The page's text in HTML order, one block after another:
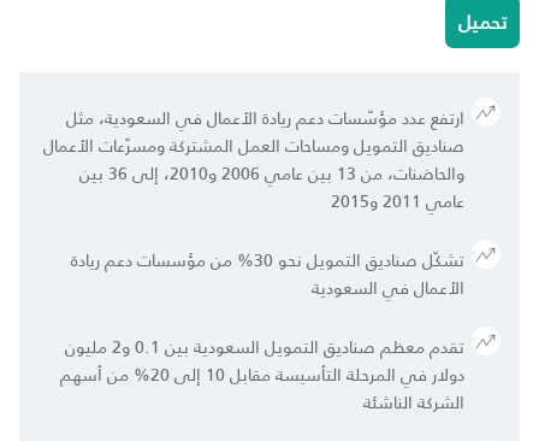
تحميل
ارتفع عدد مؤسّسات دعم ريادة الأعمال في السعودية، مثل
صناديق التمويل ومساحات العمل المشتركة ومسرّعات الأعمال
والحاضنات، من 13 بين عامي 2006 و2010، إلى 36 بين
عامي 2011 و2015
تشكّل صناديق التمويل نحو 30% من مؤسسات دعم ريادة
الأعمال في السعودية
تقدم معظم صناديق التمويل السعودية بين 0.1 و2 مليون
دولار في المرحلة التأسيسة مقابل 10 إلى 20% من أسهم
الشركة الناشئة